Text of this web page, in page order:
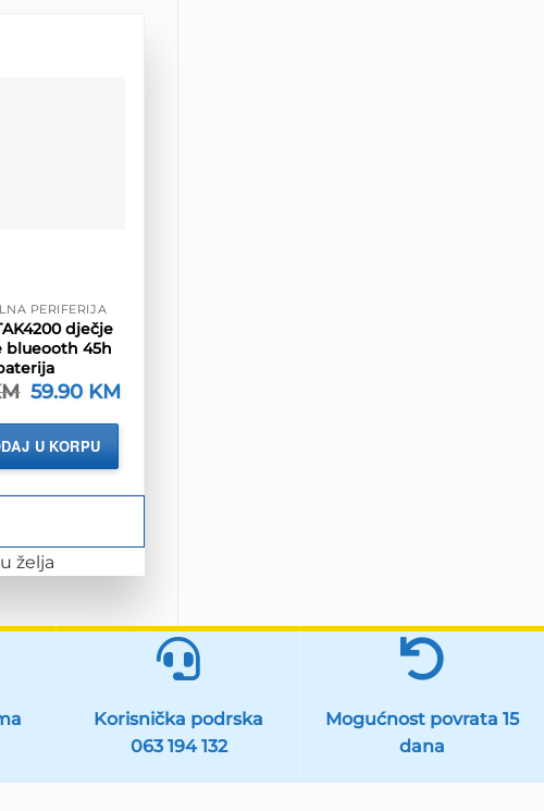
PERIFERIJA
dječje
blueooth 45h
Izvorna
cijena
bila
74.88 KM.
59.90 KM
U KORPU
želja
Korisnička podrska
063 194 132
Mogućnost povrata 15
dana